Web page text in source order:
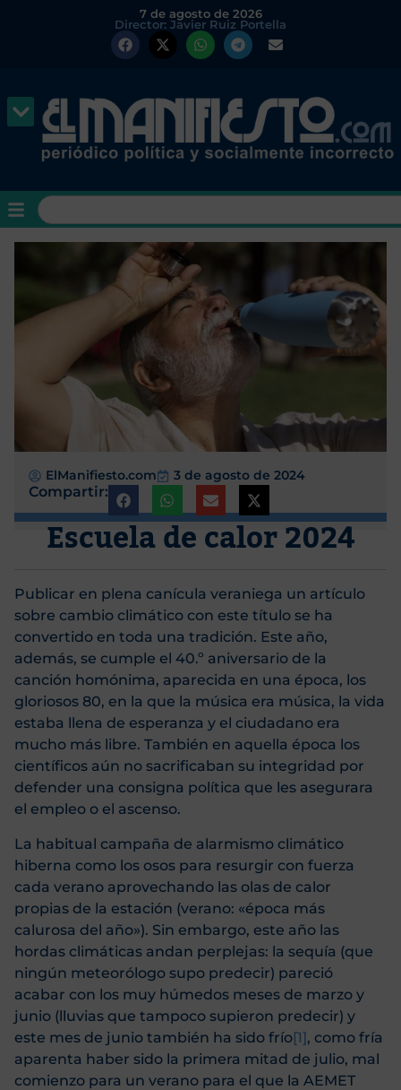
7 de agosto de 2026
Director: Javier Ruiz Portella
ElManifiesto.com 3 de agosto de 2024
Compartir:
Escuela de calor 2024
Publicar en plena canícula veraniega un artículo
sobre cambio climático con este título se ha
convertido en toda una tradición. Este año,
además, se cumple el 40.º aniversario de la
canción homónima, aparecida en una época, los
gloriosos 80, en la que la música era música, la vida
estaba llena de esperanza y el ciudadano era
mucho más libre. También en aquella época los
científicos aún no sacrificaban su integridad por
defender una consigna política que les asegurara
el empleo o el ascenso.
La habitual campaña de alarmismo climático
hiberna como los osos para resurgir con fuerza
cada verano aprovechando las olas de calor
propias de la estación (verano: «época más
calurosa del año»). Sin embargo, este año las
hordas climáticas andan perplejas: la sequía (que
ningún meteorólogo supo predecir) pareció
acabar con los muy húmedos meses de marzo y
junio (lluvias que tampoco supieron predecir) y
este mes de junio también ha sido frío[1], como fría
aparenta haber sido la primera mitad de julio, mal
comienzo para un verano para el que la AEMET